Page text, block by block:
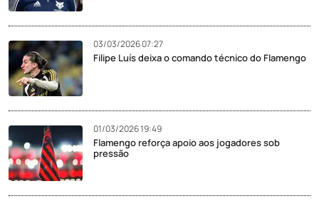
03/03/2026 07:27
Filipe Luís deixa o comando técnico do Flamengo
01/03/2026 19:49
Flamengo reforça apoio aos jogadores sob
pressão